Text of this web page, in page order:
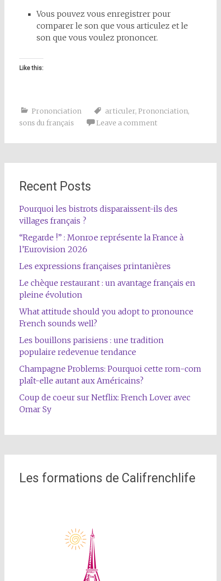
Vous pouvez vous enregistrer pour
comparer le son que vous articulez et le
son que vous voulez prononcer.
Like this:
Prononciation articuler, Prononciation,
sons du français
Leave a comment
Recent Posts
Pourquoi les bistrots disparaissent-ils des
villages français ?
“Regarde !” : Monroe représente la France à
l’Eurovision 2026
Les expressions françaises printanières
Le chèque restaurant : un avantage français en
pleine évolution
What attitude should you adopt to pronounce
French sounds well?
Les bouillons parisiens : une tradition
populaire redevenue tendance
Champagne Problems: Pourquoi cette rom-com
plaît-elle autant aux Américains?
Coup de coeur sur Netflix: French Lover avec
Omar Sy
Les formations de Califrenchlife